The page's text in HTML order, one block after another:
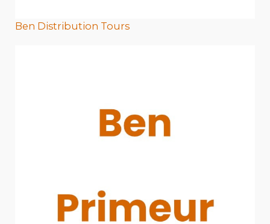
Ben Distribution Tours